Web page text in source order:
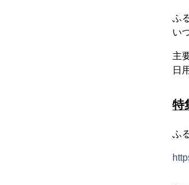
ふ
い
主
日
特
ふ